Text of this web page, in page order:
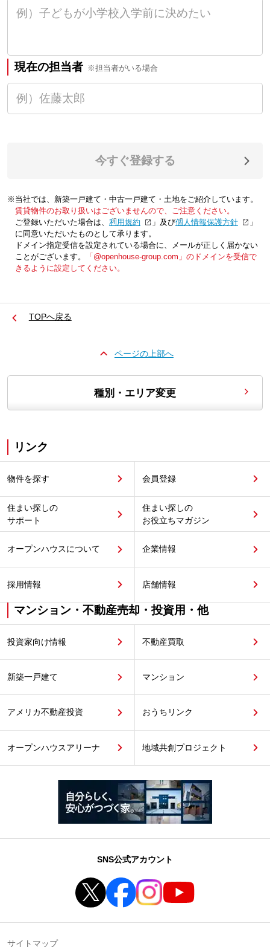
現在の担当者 ※担当者がいる場合
今すぐ登録する
※当社では、新築一戸建て・中古一戸建て・土地をご紹介しています。
賃貸物件のお取り扱いはございませんので、ご注意ください。
ご登録いただいた場合は、「利用規約 」及び「個人情報保護方針
」
に同意いただいたものとして承ります。
ドメイン指定受信を設定されている場合に、メールが正しく届かない
ことがございます。
「@openhouse-group.com」のドメインを受信で
きるように設定してください。
TOPへ戻る
ページの上部へ
種別・エリア変更
リンク
物件を探す 会員登録
住まい探しの
サポート
住まい探しの
お役立ちマガジン
オープンハウスについて 企業情報
採用情報 店舗情報
マンション・不動産売却・投資用・他
投資家向け情報 不動産買取
新築一戸建て マンション
アメリカ不動産投資 おうちリンク
オープンハウスアリーナ 地域共創プロジェクト
SNS公式アカウント
サイトマップ